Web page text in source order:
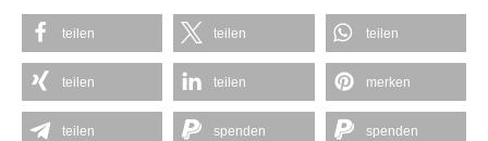
teilen teilen teilen
teilen teilen merken
teilen spenden spenden